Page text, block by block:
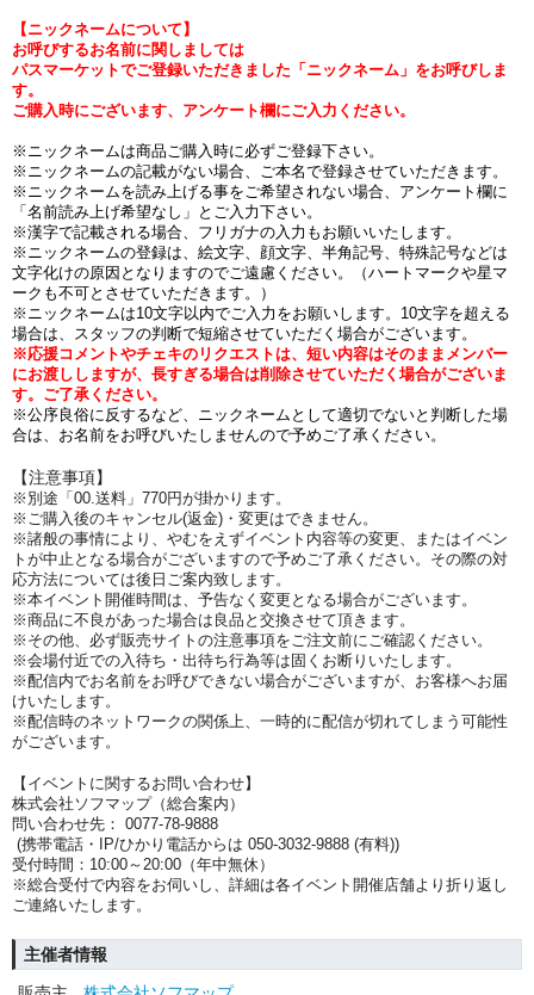
【ニックネームについて】
お呼びするお名前に関しましては
パスマーケットでご登録いただきました「ニックネーム」をお呼びしま
す。
ご購入時にございます、アンケート欄にご入力ください。
※ニックネームは商品ご購入時に必ずご登録下さい。
※ニックネームの記載がない場合、ご本名で登録させていただきます。
※ニックネームを読み上げる事をご希望されない場合、アンケート欄に
「名前読み上げ希望なし」とご入力下さい。
※漢字で記載される場合、フリガナの入力もお願いいたします。
※ニックネームの登録は、絵文字、顔文字、半角記号、特殊記号などは
文字化けの原因となりますのでご遠慮ください。（ハートマークや星マ
ークも不可とさせていただきます。）
※ニックネームは10文字以内でご入力をお願いします。10文字を超える
場合は、スタッフの判断で短縮させていただく場合がございます。
※応援コメントやチェキのリクエストは、短い内容はそのままメンバー
にお渡ししますが、長すぎる場合は削除させていただく場合がございま
す。ご了承ください。
※公序良俗に反するなど、ニックネームとして適切でないと判断した場
合は、お名前をお呼びいたしませんので予めご了承ください。
【注意事項】
※別途「00.送料」770円が掛かります。
※ご購入後のキャンセル(返金)・変更はできません。
※諸般の事情により、やむをえずイベント内容等の変更、またはイベン
トが中止となる場合がございますので予めご了承ください。その際の対
応方法については後日ご案内致します。
※本イベント開催時間は、予告なく変更となる場合がございます。
※商品に不良があった場合は良品と交換させて頂きます。
※その他、必ず販売サイトの注意事項をご注文前にご確認ください。
※会場付近での入待ち・出待ち行為等は固くお断りいたします。
※配信内でお名前をお呼びできない場合がございますが、お客様へお届
けいたします。
※配信時のネットワークの関係上、一時的に配信が切れてしまう可能性
がございます。
【イベントに関するお問い合わせ】
株式会社ソフマップ（総合案内）
問い合わせ先： 0077-78-9888
(携帯電話・IP/ひかり電話からは 050-3032-9888 (有料))
受付時間：10:00～20:00（年中無休）
※総合受付で内容をお伺いし、詳細は各イベント開催店舗より折り返し
ご連絡いたします。
主催者情報